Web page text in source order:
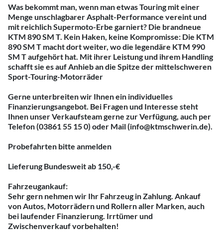
Was bekommt man, wenn man etwas Touring mit einer
Menge unschlagbarer Asphalt-Performance vereint und
mit reichlich Supermoto-Erbe garniert? Die brandneue
KTM 890 SM T. Kein Haken, keine Kompromisse: Die KTM
890 SM T macht dort weiter, wo die legendäre KTM 990
SM T aufgehört hat. Mit ihrer Leistung und ihrem Handling
schafft sie es auf Anhieb an die Spitze der mittelschweren
Sport-Touring-Motorräder
Gerne unterbreiten wir Ihnen ein individuelles
Finanzierungsangebot. Bei Fragen und Interesse steht
Ihnen unser Verkaufsteam gerne zur Verfügung, auch per
Telefon (03861 55 15 0) oder Mail (info@ktmschwerin.de).
Probefahrten bitte anmelden
Lieferung Bundesweit ab 150,-€
Fahrzeugankauf:
Sehr gern nehmen wir Ihr Fahrzeug in Zahlung. Ankauf
von Autos, Motorrädern und Rollern aller Marken, auch
bei laufender Finanzierung. Irrtümer und
Zwischenverkauf vorbehalten!